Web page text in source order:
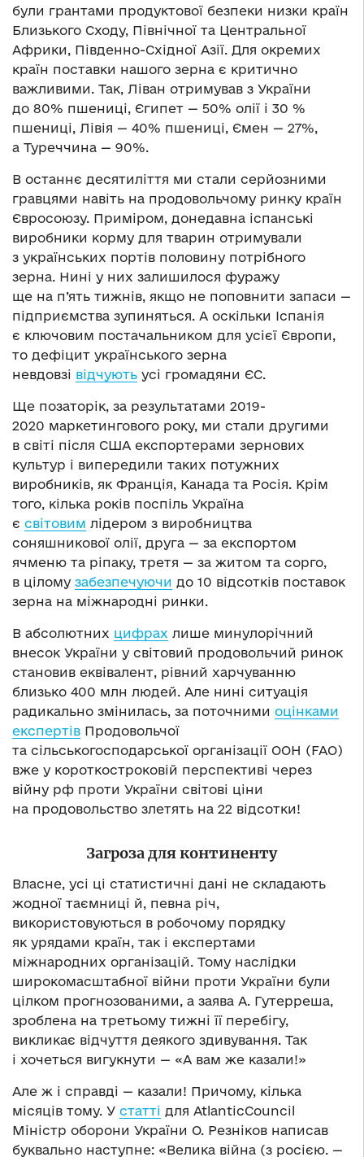
були грантами продуктової безпеки низки країн
Близького Сходу, Північної та Центральної
Африки, Південно-Східної Азії. Для окремих
країн поставки нашого зерна є критично
важливими. Так, Ліван отримував з України
до 80% пшениці, Єгипет — 50% олії і 30 %
пшениці, Лівія — 40% пшениці, Ємен — 27%,
а Туреччина — 90%.
В останнє десятиліття ми стали серйозними
гравцями навіть на продовольчому ринку країн
Євросоюзу. Приміром, донедавна іспанські
виробники корму для тварин отримували
з українських портів половину потрібного
зерна. Нині у них залишилося фуражу
ще на п’ять тижнів, якщо не поповнити запаси —
підприємства зупиняться. А оскільки Іспанія
є ключовим постачальником для усієї Європи,
то дефіцит українського зерна
невдовзі відчують усі громадяни ЄС.
Ще позаторік, за результатами 2019-
2020 маркетингового року, ми стали другими
в світі після США експортерами зернових
культур і випередили таких потужних
виробників, як Франція, Канада та Росія. Крім
того, кілька років поспіль Україна
є світовим лідером з виробництва
соняшникової олії, друга — за експортом
ячменю та ріпаку, третя — за житом та сорго,
в цілому забезпечуючи до 10 відсотків поставок
зерна на міжнародні ринки.
В абсолютних цифрах лише минулорічний
внесок України у світовий продовольчий ринок
становив еквівалент, рівний харчуванню
близько 400 млн людей. Але нині ситуація
радикально змінилась, за поточними оцінками
експертів Продовольчої
та сільськогосподарської організації ООН (FAO)
вже у короткостроковій перспективі через
війну рф проти України світові ціни
на продовольство злетять на 22 відсотки!
Загроза для континенту
Власне, усі ці статистичні дані не складають
жодної таємниці й, певна річ,
використовуються в робочому порядку
як урядами країн, так і експертами
міжнародних організацій. Тому наслідки
широкомасштабної війни проти України були
цілком прогнозованими, а заява А. Гутерреша,
зроблена на третьому тижні її перебігу,
викликає відчуття деякого здивування. Так
і хочеться вигукнути — «А вам же казали!»
Але ж і справді — казали! Причому, кілька
місяців тому. У статті для AtlanticCouncil
Міністр оборони України О. Резніков написав
буквально наступне: «Велика війна (з росією. —